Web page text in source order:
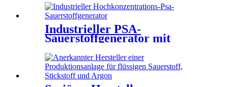
Industrieller PSA-
Sauerstoffgenerator mit
hoher Konzentration PSA-
Sauerstoffanlage